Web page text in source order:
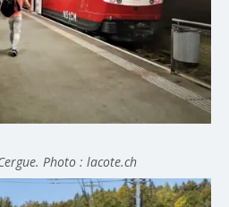
Photo : lacote.ch